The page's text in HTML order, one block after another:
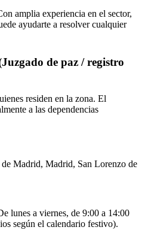
amplia experiencia en el sector,
ayudarte a resolver cualquier
de paz / registro
residen en la zona. El
a las dependencias
Madrid, Madrid, San Lorenzo de
lunes a viernes, de 9:00 a 14:00
según el calendario festivo).